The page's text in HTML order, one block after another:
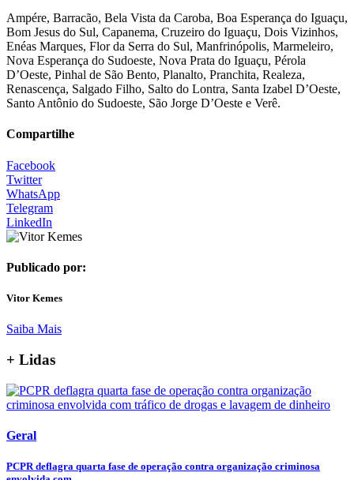
Ampére, Barracão, Bela Vista da Caroba, Boa Esperança do Iguaçu,
Bom Jesus do Sul, Capanema, Cruzeiro do Iguaçu, Dois Vizinhos,
Enéas Marques, Flor da Serra do Sul, Manfrinópolis, Marmeleiro,
Nova Esperança do Sudoeste, Nova Prata do Iguaçu, Pérola
D’Oeste, Pinhal de São Bento, Planalto, Pranchita, Realeza,
Renascença, Salgado Filho, Salto do Lontra, Santa Izabel D’Oeste,
Santo Antônio do Sudoeste, São Jorge D’Oeste e Verê.
Compartilhe
Facebook
Twitter
WhatsApp
Telegram
LinkedIn
Publicado por:
Vitor Kemes
Saiba Mais
+ Lidas
Geral
PCPR deflagra quarta fase de operação contra organização criminosa